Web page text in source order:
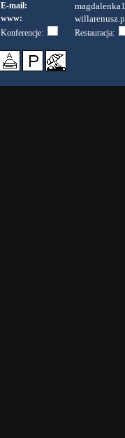
E-mail:
www:
Konferencje: Restauracja: